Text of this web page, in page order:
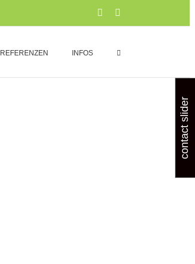
Xing
REFERENZEN INFOS
contact slider